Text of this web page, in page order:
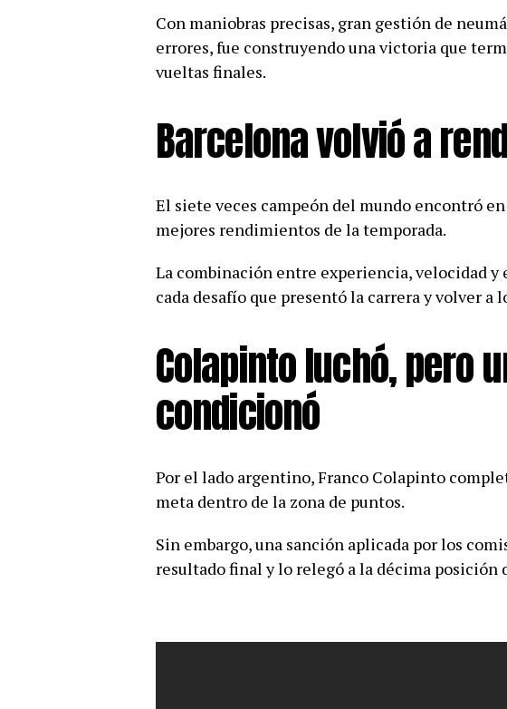
Con maniobras precisas, gran gestión de
errores, fue construyendo una victoria que
vueltas finales.
Barcelona volvió a
El siete veces campeón del mundo encontró
mejores rendimientos de la temporada.
La combinación entre experiencia, velocidad
cada desafío que presentó la carrera y volver a
Colapinto luchó, pero
condicionó
Por el lado argentino, Franco Colapinto
meta dentro de la zona de puntos.
Sin embargo, una sanción aplicada por los
resultado final y lo relegó a la décima posición